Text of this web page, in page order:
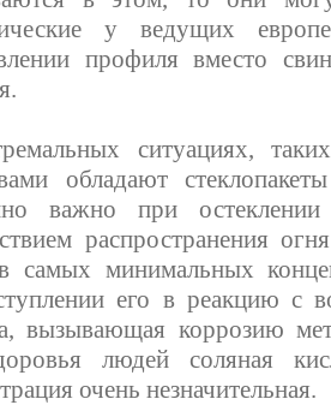
у ведущих
профиля вместо
ситуациях,
обладают
важно при
распространения
минимальных
его в реакцию с
вызывающая коррозию
людей соляная
очень незначительная.